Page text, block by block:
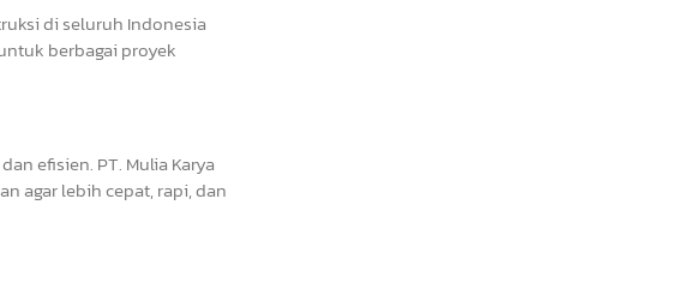
di seluruh Indonesia
berbagai proyek
efisien. PT. Mulia Karya
agar lebih cepat, rapi, dan